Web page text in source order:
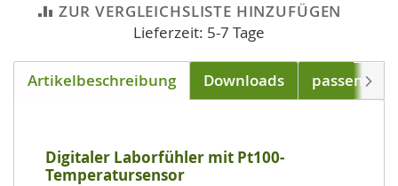
ZUR VERGLEICHSLISTE HINZUFÜGEN
Lieferzeit: 5-7 Tage
Artikelbeschreibung Downloads passend für
Digitaler Laborfühler mit Pt100-
Temperatursensor